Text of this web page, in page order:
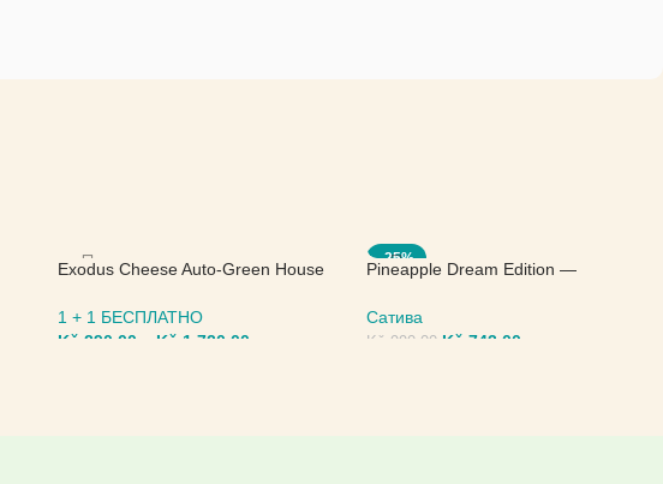
Exodus Cheese Auto-Green House
1 + 1 БЕСПЛАТНО
Kč 290,00 Kč 1.720,00
-25%
Pineapple Dream Edition —
Сатива
Kč 990,00 Kč 743,00